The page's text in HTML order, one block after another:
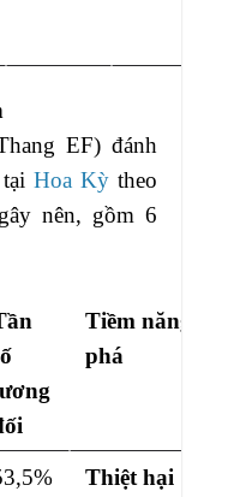
EF) đánh
Hoa Kỳtheo
gây nên, gồm 6
Tiềm năng tàn
phá
Thiệt hại